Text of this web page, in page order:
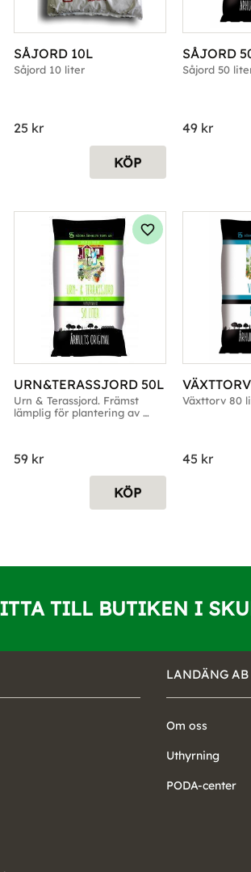
SÅJORD 10L
Såjord 10 liter
25 kr
KÖP
SÅJORD
Såjord 50
49kr
till i favoriter
URN&TERASSJORD 50L
Urn & Terassjord. Främst
lämplig för plantering av
59kr
Lägg till i
KÖP
Växttorv 80
45 kr
TILL BUTIKEN I
LANDÄNG AB
Om oss
Uthyrning
PODA-center